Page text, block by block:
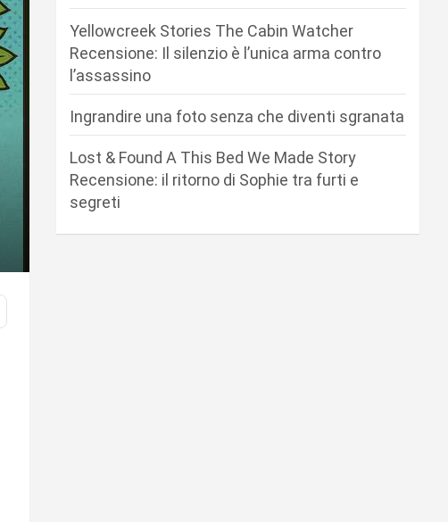
Yellowcreek Stories The Cabin Watcher
Recensione: Il silenzio è l’unica arma contro
l’assassino
Ingrandire una foto senza che diventi sgranata
Lost & Found A This Bed We Made Story
Recensione: il ritorno di Sophie tra furti e
segreti